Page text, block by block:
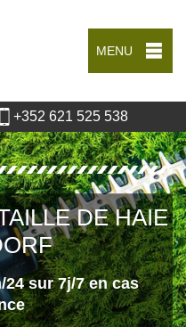
MENU
+352 621 525 538
DE HAIE
sur 7j/7 en cas